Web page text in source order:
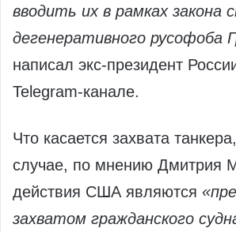
вводить их в рамках закона
дегенеративного русофоба
написал экс-президент
Telegram-канале.
Что касается захвата
случае, по мнению Дмитрия
действия США являются
захватом гражданского